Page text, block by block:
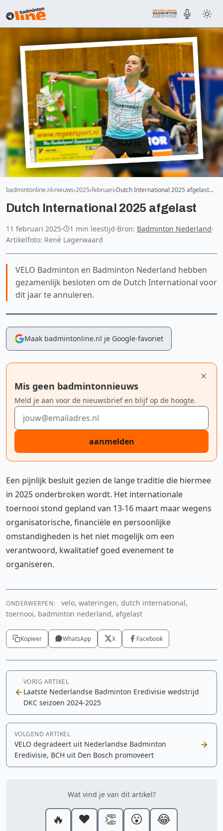
badmintonline.nl nieuws 2025 februari Dutch International 2025 afgelast…
Dutch International 2025 afgelast
11 februari 2025· 1 min leestijd·Bron: Badminton Nederland·
Artikelfoto: René Lagerwaard
VELO Badminton en Badminton Nederland hebben
gezamenlijk besloten om de Dutch International voor
dit jaar te annuleren.
Maak badmintonline.nl je Google-favoriet
Mis geen badmintonnieuws
Meld je aan voor de nieuwsbrief en blijf op de hoogte.
E-mailadres
aanmelden
Een pijnlijk besluit gezien de lange traditie die hiermee
in 2025 onderbroken wordt. Het internationale
toernooi stond gepland van 13-16 maart maar wegens
organisatorische, financiële en persoonlijke
omstandigheden is het niet mogelijk om een
verantwoord, kwalitatief goed evenement te
organiseren.
ONDERWERPEN:
velo, wateringen, dutch international,
toernooi, badminton nederland, afgelast
Kopieer WhatsApp X Facebook
VORIG ARTIKEL
Laatste Nederlandse Badminton Eredivisie wedstrijd
DKC seizoen 2024-2025
VOLGEND ARTIKEL
VELO degradeert uit Nederlandse Badminton
Eredivisie, BCH uit Den Bosch promoveert
Wat vind je van dit artikel?
🔥 ❤️ 👏 😮 😂